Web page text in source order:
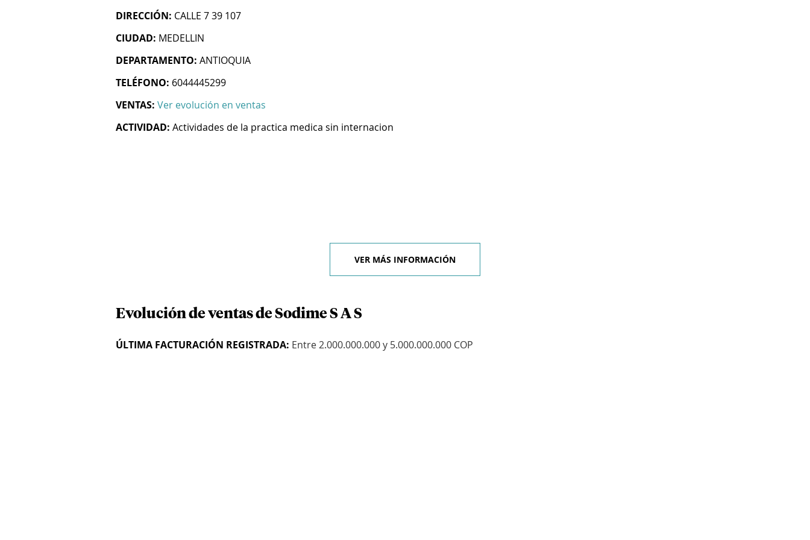
DIRECCIÓN: CALLE 7 39 107
CIUDAD: MEDELLIN
DEPARTAMENTO: ANTIOQUIA
TELÉFONO: 6044445299
VENTAS: Ver evolución en ventas
ACTIVIDAD: Actividades de la practica medica sin internacion
VER MÁS INFORMACIÓN
Evolución de ventas de Sodime S A S
ÚLTIMA FACTURACIÓN REGISTRADA: Entre 2.000.000.000 y 5.000.000.000 COP